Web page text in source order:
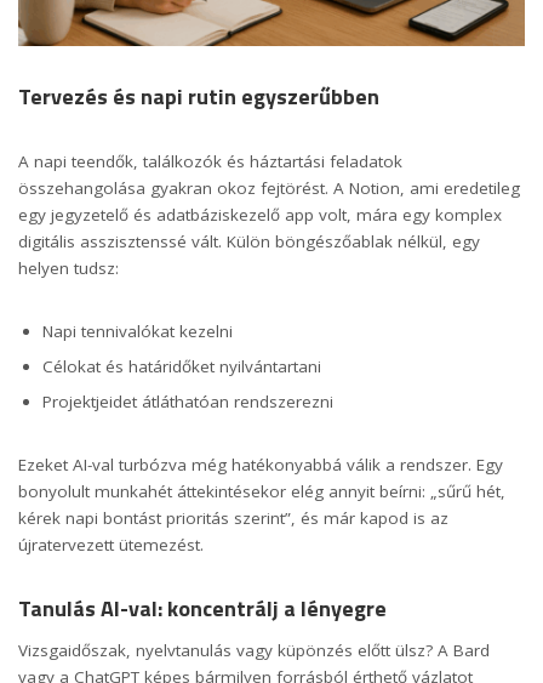
Tervezés és napi rutin egyszerűbben
A napi teendők, találkozók és háztartási feladatok
összehangolása gyakran okoz fejtörést. A Notion, ami eredetileg
egy jegyzetelő és adatbáziskezelő app volt, mára egy komplex
digitális asszisztenssé vált. Külön böngészőablak nélkül, egy
helyen tudsz:
Napi tennivalókat kezelni
Célokat és határidőket nyilvántartani
Projektjeidet átláthatóan rendszerezni
Ezeket AI-val turbózva még hatékonyabbá válik a rendszer. Egy
bonyolult munkahét áttekintésekor elég annyit beírni: „sűrű hét,
kérek napi bontást prioritás szerint”, és már kapod is az
újratervezett ütemezést.
Tanulás AI-val: koncentrálj a lényegre
Vizsgaidőszak, nyelvtanulás vagy küpönzés előtt ülsz? A Bard
vagy a ChatGPT képes bármilyen forrásból érthető vázlatot